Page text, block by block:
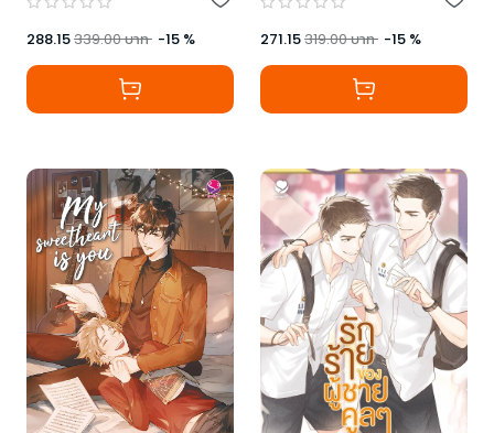
288.15339.00บาท -15 % 271.15319.00บาท -15 %